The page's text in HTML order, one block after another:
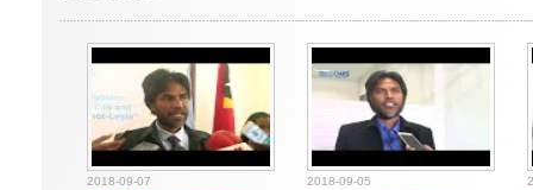
2018-09-07 2018-09-05